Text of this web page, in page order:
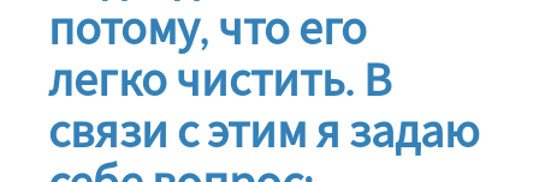
потому, что его
легко чистить. В
связи с этим я задаю